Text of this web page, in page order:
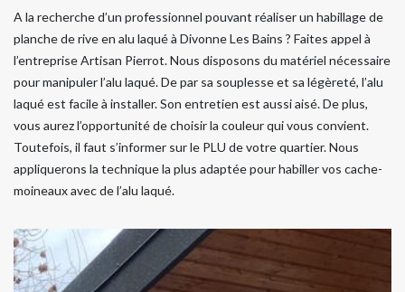
A la recherche d’un professionnel pouvant réaliser un habillage de
planche de rive en alu laqué à Divonne Les Bains ? Faites appel à
l’entreprise Artisan Pierrot. Nous disposons du matériel nécessaire
pour manipuler l’alu laqué. De par sa souplesse et sa légèreté, l’alu
laqué est facile à installer. Son entretien est aussi aisé. De plus,
vous aurez l’opportunité de choisir la couleur qui vous convient.
Toutefois, il faut s’informer sur le PLU de votre quartier. Nous
appliquerons la technique la plus adaptée pour habiller vos cache-
moineaux avec de l’alu laqué.